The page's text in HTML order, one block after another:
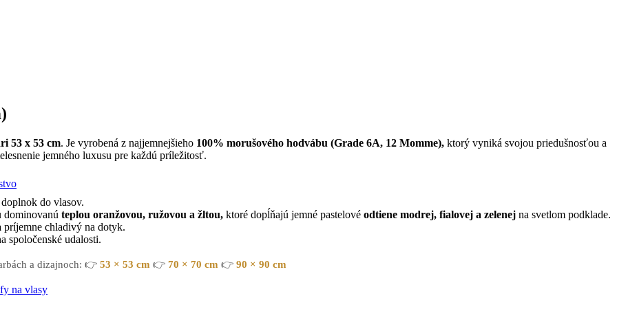
na vlasy
53 x 53 cm. Je vyrobená z najjemnejšieho 100% morušového hodvábu (Grade 6A, 12 Momme), ktorý vyniká svojou priedušnosťou a
jemného luxusu pre každú príležitosť.
do vlasov.
dominovanú teplou oranžovou, ružovou a žltou, ktoré dopĺňajú jemné pastelové odtiene modrej, fialovej a zelenej na svetlom podklade.
chladivý na dotyk.
spoločenské udalosti.
a dizajnoch: 👉 53 × 53 cm 👉 70 × 70 cm 👉 90 × 90 cm